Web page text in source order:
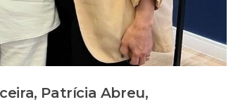
Patrícia Abreu,